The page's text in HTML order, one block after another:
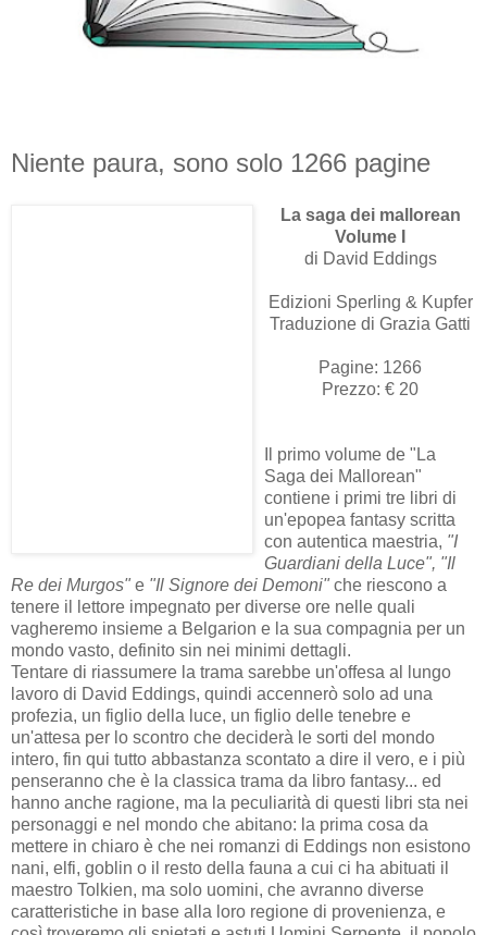
Niente paura, sono solo 1266 pagine
La saga dei mallorean
Volume I
di David Eddings
Edizioni Sperling & Kupfer
Traduzione di Grazia Gatti
Pagine: 1266
Prezzo: € 20
Il primo volume de "La
Saga dei Mallorean"
contiene i primi tre libri di
un'epopea fantasy scritta
con autentica maestria, "I
Guardiani della Luce", "Il
Re dei Murgos" e "Il Signore dei Demoni" che riescono a
tenere il lettore impegnato per diverse ore nelle quali
vagheremo insieme a Belgarion e la sua compagnia per un
mondo vasto, definito sin nei minimi dettagli.
Tentare di riassumere la trama sarebbe un'offesa al lungo
lavoro di David Eddings, quindi accennerò solo ad una
profezia, un figlio della luce, un figlio delle tenebre e
un'attesa per lo scontro che deciderà le sorti del mondo
intero, fin qui tutto abbastanza scontato a dire il vero, e i più
penseranno che è la classica trama da libro fantasy... ed
hanno anche ragione, ma la peculiarità di questi libri sta nei
personaggi e nel mondo che abitano: la prima cosa da
mettere in chiaro è che nei romanzi di Eddings non esistono
nani, elfi, goblin o il resto della fauna a cui ci ha abituati il
maestro Tolkien, ma solo uomini, che avranno diverse
caratteristiche in base alla loro regione di provenienza, e